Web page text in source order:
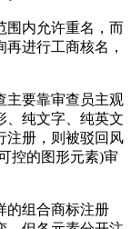
围内允许重名，而
进行工商核名，
主要靠审查员主观
、纯文字、纯英文
注册，则被驳回风
控的图形元素)审
的组合商标注册